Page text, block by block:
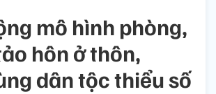
mô hình phòng,
hôn ở thôn,
dân tộc thiểu số